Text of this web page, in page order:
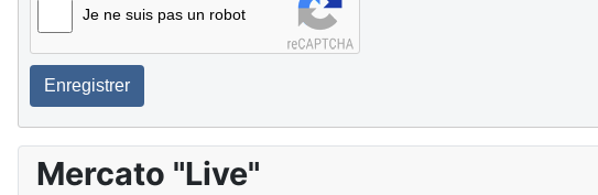
Je ne suis pas un robot
Enregistrer
Mercato "Live"